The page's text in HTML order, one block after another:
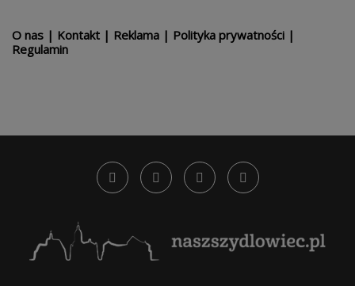
O nas | Kontakt | Reklama | Polityka prywatności |
Regulamin